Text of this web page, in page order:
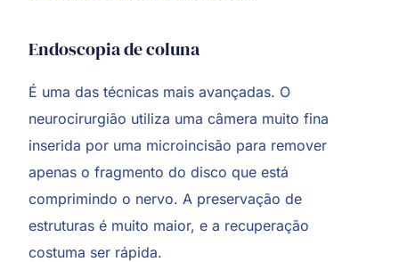
Endoscopia de coluna
É uma das técnicas mais avançadas. O
neurocirurgião utiliza uma câmera muito fina
inserida por uma microincisão para remover
apenas o fragmento do disco que está
comprimindo o nervo. A preservação de
estruturas é muito maior, e a recuperação
costuma ser rápida.